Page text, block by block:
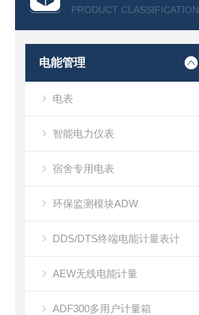
PRODUCT CLASSIFICATION
电能管理
电表
智能电力仪表
宿舍专用电表
环保监测模块ADW
DDS/DTS终端电能计量表计
AEW无线电能计量
ADF300多用户计量箱